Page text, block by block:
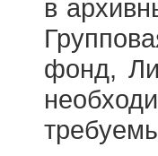
в
фонд,